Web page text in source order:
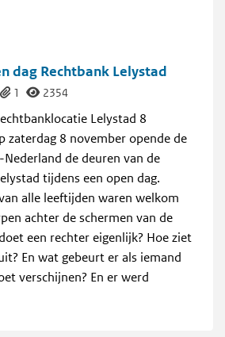
dag Rechtbank Lelystad
1 2354
Lelystad 8
zaterdag 8 november opende de
de deuren van de
tijdens een open dag.
alle leeftijden waren welkom
achter de schermen van de
een rechter eigenlijk? Hoe ziet
En wat gebeurt er als iemand
verschijnen? En er werd